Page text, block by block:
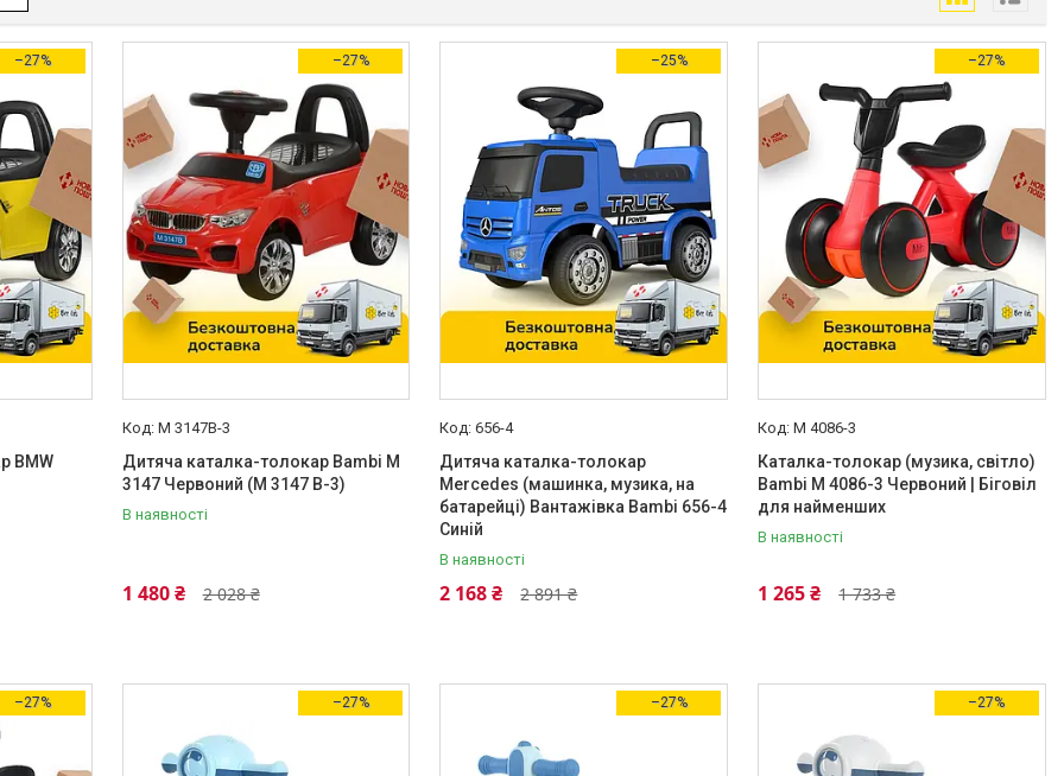
–27%
BMW
–27%
M 3147B-3
Дитяча каталка-толокар Bambi M
3147 Червоний (M 3147 B-3)
В наявності
2 028 ₴
1 480 ₴
–25%
656-4
Дитяча каталка-толокар
Mercedes (машинка, музика, на
батарейці) Вантажівка Bambi 656-4
Синій
В наявності
2 891 ₴
2 168 ₴
–27%
M 4086-3
Каталка-толокар (музика, світло)
Bambi M 4086-3 Червоний | Біговіл
для найменших
В наявності
1 733 ₴
1 265 ₴
–27% –27% –27% –27%